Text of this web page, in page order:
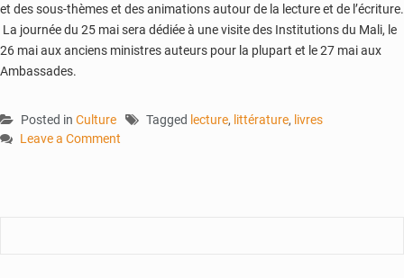
et des sous-thèmes et des animations autour de la lecture et de l’écriture.
La journée du 25 mai sera dédiée à une visite des Institutions du Mali, le
26 mai aux anciens ministres auteurs pour la plupart et le 27 mai aux
Ambassades.
Posted in Culture Tagged lecture, littérature, livres
Leave a Comment